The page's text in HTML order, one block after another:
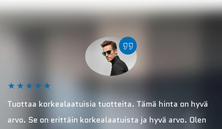
★★★★★
Tuottaa korkealaatuisia tuotteita. Tämä hinta on hyvä
arvo. Se on erittäin korkealaatuista ja hyvä arvo. Olen